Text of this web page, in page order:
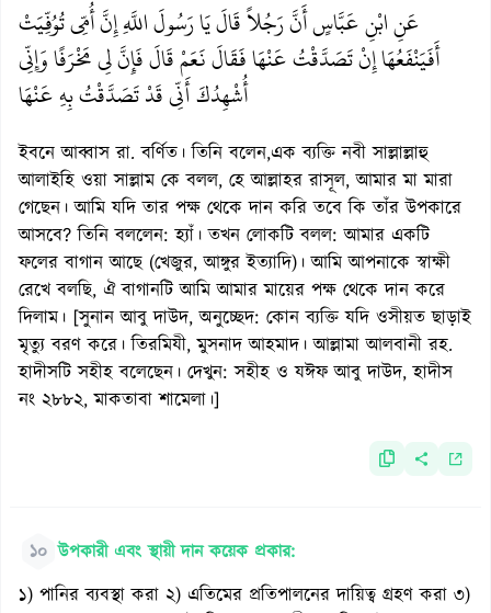
عَنِ ابْنِ عَبَّاسٍ أَنَّ رَجُلاً قَالَ يَا رَسُولَ اللَّهِ إِنَّ أُمِّى تُوُفِّيَتْ
أَفَيَنْفَعُهَا إِنْ تَصَدَّقْتُ عَنْهَا فَقَالَ نَعَمْ قَالَ فَإِنَّ لِى مَخْرَفًا وَإِنِّى
أُشْهِدُكَ أَنِّى قَدْ تَصَدَّقْتُ بِهِ عَنْهَا
ইবনে আব্বাস রা. বর্ণিত। তিনি বলেন,এক ব্যক্তি নবী সাল্লাল্লাহু
আলাইহি ওয়া সাল্লাম কে বলল, হে আল্লাহর রাসূল, আমার মা মারা
গেছেন। আমি যদি তার পক্ষ থেকে দান করি তবে কি তাঁর উপকারে
আসবে? তিনি বললেন: হ্যাঁ। তখন লোকটি বলল: আমার একটি
ফলের বাগান আছে (খেজুর, আঙ্গুর ইত্যাদি)। আমি আপনাকে স্বাক্ষী
রেখে বলছি, ঐ বাগানটি আমি আমার মায়ের পক্ষ থেকে দান করে
দিলাম। [সুনান আবু দাউদ, অনুচ্ছেদ: কোন ব্যক্তি যদি ওসীয়ত ছাড়াই
মৃত্যু বরণ করে। তিরমিযী, মুসনাদ আহমাদ। আল্লামা আলবানী রহ.
হাদীসটি সহীহ বলেছেন। দেখুন: সহীহ ও যঈফ আবু দাউদ, হাদীস
নং ২৮৮২, মাকতাবা শামেলা।]
১০ উপকারী এবং স্থায়ী দান কয়েক প্রকার:
১) পানির ব্যবস্থা করা ২) এতিমের প্রতিপালনের দায়িত্ব গ্রহণ করা ৩)